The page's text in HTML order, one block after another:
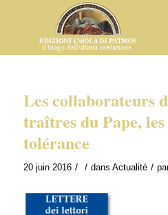
Les collaborateurs
traîtres du Pape,
tolérance
20 juin 2016 / / dans Actualité /